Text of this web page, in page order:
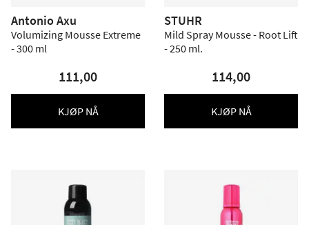
Antonio Axu
Volumizing Mousse Extreme
- 300 ml
111,00
KJØP NÅ
STUHR
Mild Spray Mousse - Root Lift
- 250 ml.
114,00
KJØP NÅ